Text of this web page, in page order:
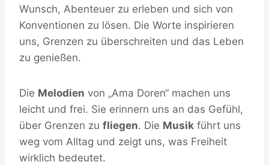
Wunsch, Abenteuer zu erleben und sich von
Konventionen zu lösen. Die Worte inspirieren
uns, Grenzen zu überschreiten und das Leben
zu genießen.
Die Melodien von „Ama Doren“ machen uns
leicht und frei. Sie erinnern uns an das Gefühl,
über Grenzen zu fliegen. Die Musik führt uns
weg vom Alltag und zeigt uns, was Freiheit
wirklich bedeutet.